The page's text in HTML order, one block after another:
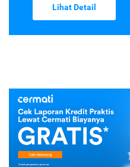
Lihat Detail